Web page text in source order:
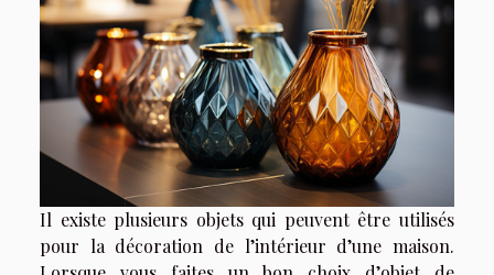
Il existe plusieurs objets qui peuvent être utilisés
pour la décoration de l’intérieur d’une maison.